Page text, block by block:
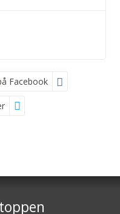
Facebook
41 75